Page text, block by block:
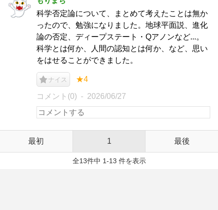
科学否定論について、まとめて考えたことは無か
ったので、勉強になりました。地球平面説、進化
論の否定、ディープステート・Qアノンなど...。
科学とは何か、人間の認知とは何か、など、思い
をはせることができました。
ナイス ★4
コメント(0) 2026/06/27
最初 1 最後
全13件中 1-13 件を表示